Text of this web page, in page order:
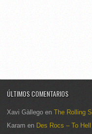
ÚLTIMOS COMENTARIOS
Xavi Gàllego en The Rolling
Karam en Des Rocs – To